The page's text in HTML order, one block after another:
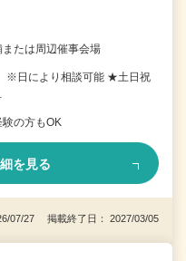
たは周辺催事会場
※日により相談可能 ★土日祝
の方もOK
を見る
07/27 掲載終了日： 2027/03/05